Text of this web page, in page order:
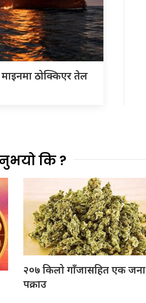
माइनमा ठोक्किएर तेल
कि ?
२०७ किलो गाँजासहित एक जना
पक्राउ